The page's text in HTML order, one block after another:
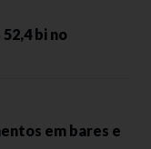
bi no
em bares e